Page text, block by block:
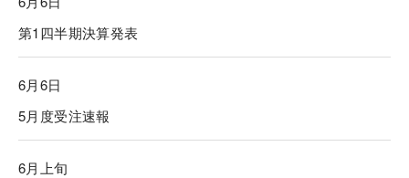
第1四半期決算発表
6月6日
5月度受注速報
6月上旬